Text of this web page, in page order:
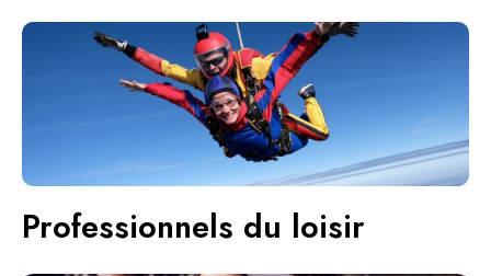
Professionnels du loisir